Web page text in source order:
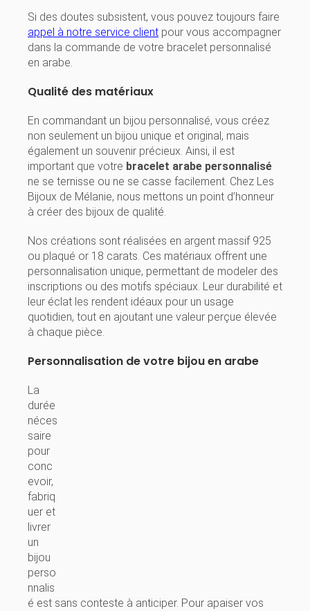
Si des doutes subsistent, vous pouvez toujours faire
appel à notre service client pour vous accompagner
dans la commande de votre bracelet personnalisé
en arabe.
Qualité des matériaux
En commandant un bijou personnalisé, vous créez
non seulement un bijou unique et original, mais
également un souvenir précieux. Ainsi, il est
important que votre bracelet arabe personnalisé
ne se ternisse ou ne se casse facilement. Chez Les
Bijoux de Mélanie, nous mettons un point d’honneur
à créer des bijoux de qualité.
Nos créations sont réalisées en argent massif 925
ou plaqué or 18 carats. Ces matériaux offrent une
personnalisation unique, permettant de modeler des
inscriptions ou des motifs spéciaux. Leur durabilité et
leur éclat les rendent idéaux pour un usage
quotidien, tout en ajoutant une valeur perçue élevée
à chaque pièce.
Personnalisation de votre bijou en arabe
La
durée
néces
saire
pour
conc
evoir,
fabriq
uer et
livrer
un
bijou
perso
nnalis
é est sans conteste à anticiper. Pour apaiser vos